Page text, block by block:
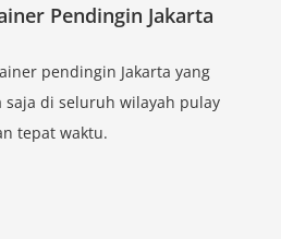
Pendingin Jakarta
pendingin Jakarta yang
di seluruh wilayah pulay
tepat waktu.